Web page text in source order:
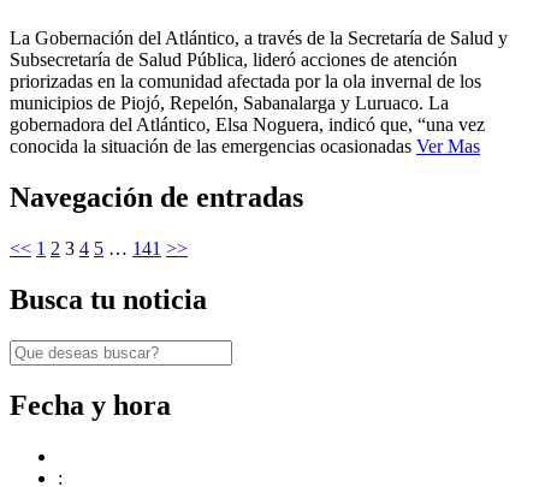
La Gobernación del Atlántico, a través de la Secretaría de Salud y
Subsecretaría de Salud Pública, lideró acciones de atención
priorizadas en la comunidad afectada por la ola invernal de los
municipios de Piojó, Repelón, Sabanalarga y Luruaco. La
gobernadora del Atlántico, Elsa Noguera, indicó que, “una vez
conocida la situación de las emergencias ocasionadas Ver Mas
Navegación de entradas
<< 1 2 3 4 5 … 141 >>
Busca tu noticia
Fecha y hora
: